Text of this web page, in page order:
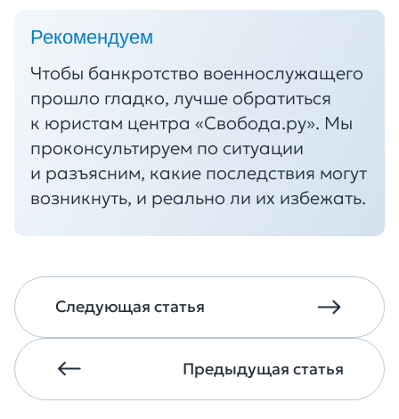
Рекомендуем
Чтобы банкротство военнослужащего
прошло гладко, лучше обратиться
к юристам центра «Свобода.ру». Мы
проконсультируем по ситуации
и разъясним, какие последствия могут
возникнуть, и реально ли их избежать.
Предыдущая статья
Следующая статья